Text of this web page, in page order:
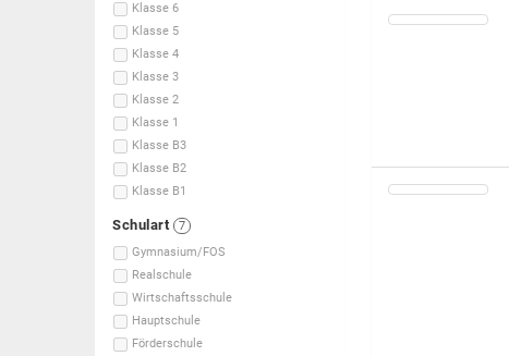
Klasse 6
Klasse 5
Klasse 4
Klasse 3
Klasse 2
Klasse 1
Klasse B3
Klasse B2
Klasse B1
Schulart
7
Gymnasium/FOS
Realschule
Wirtschaftsschule
Hauptschule
Förderschule